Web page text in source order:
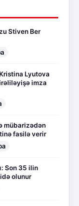
Stiven Ber
Lyutova
imza
mübarizədən
fasilə verir
Son 35 ilin
olunur